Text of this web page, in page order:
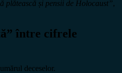
plătească și pensii de Holocaust”,
între cifrele
deceselor.